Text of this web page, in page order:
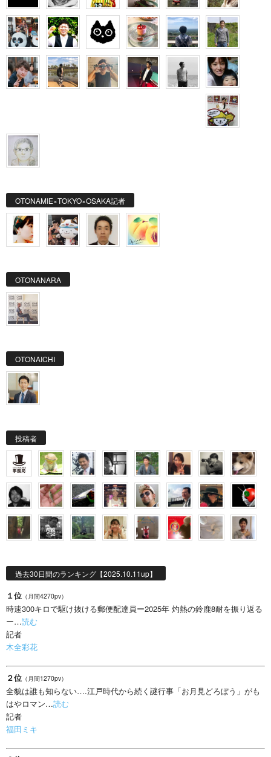
OTONAMIE×TOKYO×OSAKA記者
OTONANARA
OTONAICHI
投稿者
過去30日間のランキング【2025.10.11up】
１位 （月間4270pv）
時速300キロで駆け抜ける郵便配達員ー2025年 灼熱の鈴鹿8耐を振り返る
ー…読む
記者
木全彩花
２位 （月間1270pv）
全貌は誰も知らない….江戸時代から続く謎行事「お月見どろぼう」がも
はやロマン…読む
記者
福田ミキ